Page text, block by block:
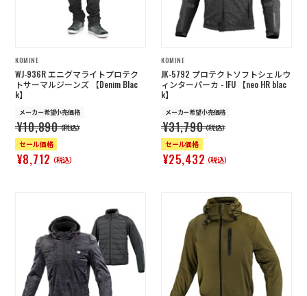
KOMINE
WJ-936R エニグマライトプロテク
トサーマルジーンズ 【Denim Blac
k】
メーカー希望小売価格
¥10,890（税込）
セール価格
¥8,712（税込）
KOMINE
JK-5792 プロテクトソフトシェルウ
ィンターパーカ - IFU 【neo HR blac
k】
メーカー希望小売価格
¥31,790（税込）
セール価格
¥25,432（税込）